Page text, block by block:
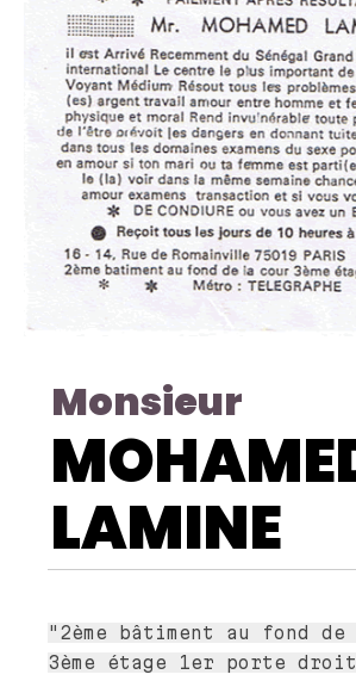
Monsieur
LAMINE
"2ème bâtiment au fond
3ème étage 1er porte